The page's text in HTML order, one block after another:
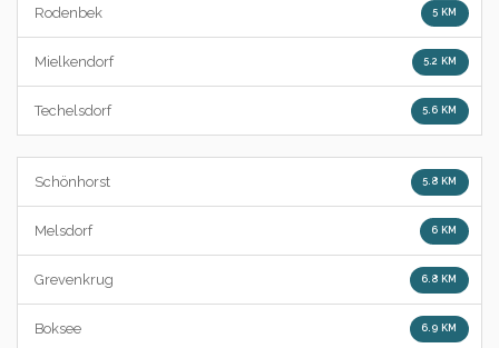
Rodenbek 5 KM
Mielkendorf 5.2 KM
Techelsdorf 5.6 KM
Schönhorst 5.8 KM
Melsdorf 6 KM
Grevenkrug 6.8 KM
Boksee 6.9 KM